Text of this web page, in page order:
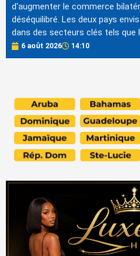
d'augmenter le commerce
déséquilibré. Les deux pays
dans des secteurs clés tels que
6 août 2026 14:10